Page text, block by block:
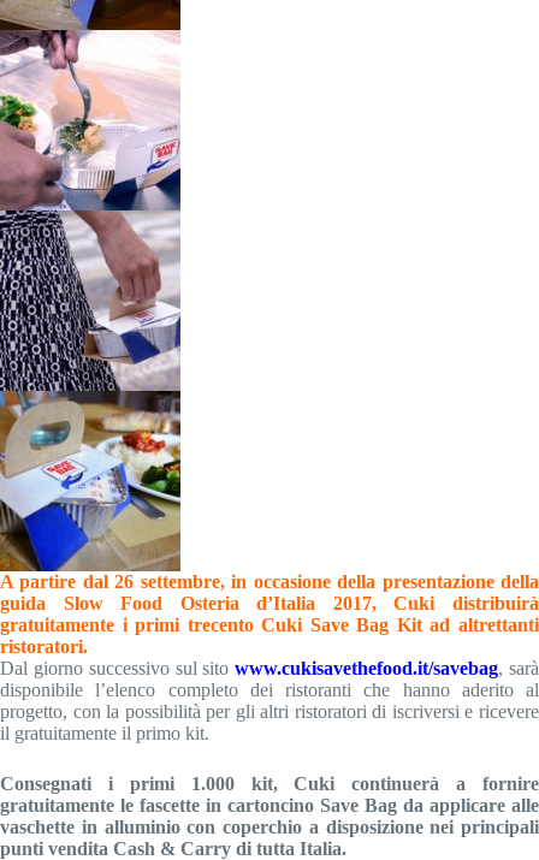
A partire dal 26 settembre, in occasione della presentazione della
guida Slow Food Osteria d’Italia 2017, Cuki distribuirà
gratuitamente i primi trecento Cuki Save Bag Kit ad altrettanti
ristoratori.
Dal giorno successivo sul sito www.cukisavethefood.it/savebag, sarà
disponibile l’elenco completo dei ristoranti che hanno aderito al
progetto, con la possibilità per gli altri ristoratori di iscriversi e ricevere
il gratuitamente il primo kit.
Consegnati i primi 1.000 kit, Cuki continuerà a fornire
gratuitamente le fascette in cartoncino Save Bag da applicare alle
vaschette in alluminio con coperchio a disposizione nei principali
punti vendita Cash & Carry di tutta Italia.